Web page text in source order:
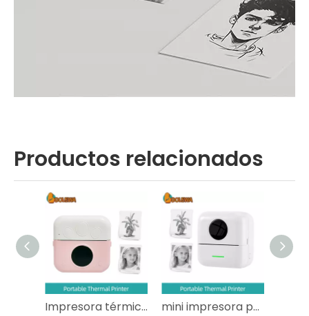
Productos relacionados
Impresora térmica portátil mini impresora portátil